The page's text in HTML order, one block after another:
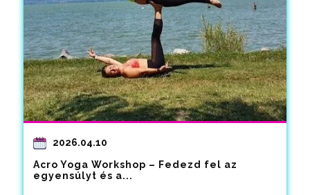
2026.04.10
Acro Yoga Workshop – Fedezd fel az
egyensúlyt és a...